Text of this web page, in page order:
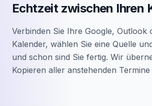
Echtzeit zwischen Ihren
Verbinden Sie Ihre Google, Outlook
Kalender, wählen Sie eine Quelle
und schon sind Sie fertig. Wir
Kopieren aller anstehenden